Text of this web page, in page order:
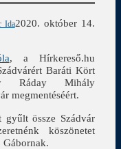
Ida2020. október 14.
, a Hírkereső.hu
Baráti Kört
Ráday Mihály
megmentéséért.
össze Szádvár
köszönetet